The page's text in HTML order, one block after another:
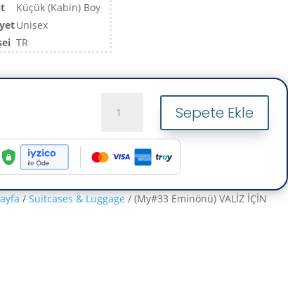
Küçük (Kabin) Boy
Unisex
TR
Eminönü)
İÇİN
KILIF
Sepete Ekle
/ Suitcases & Luggage / (My#33 Eminönü) VALİZ İÇİN